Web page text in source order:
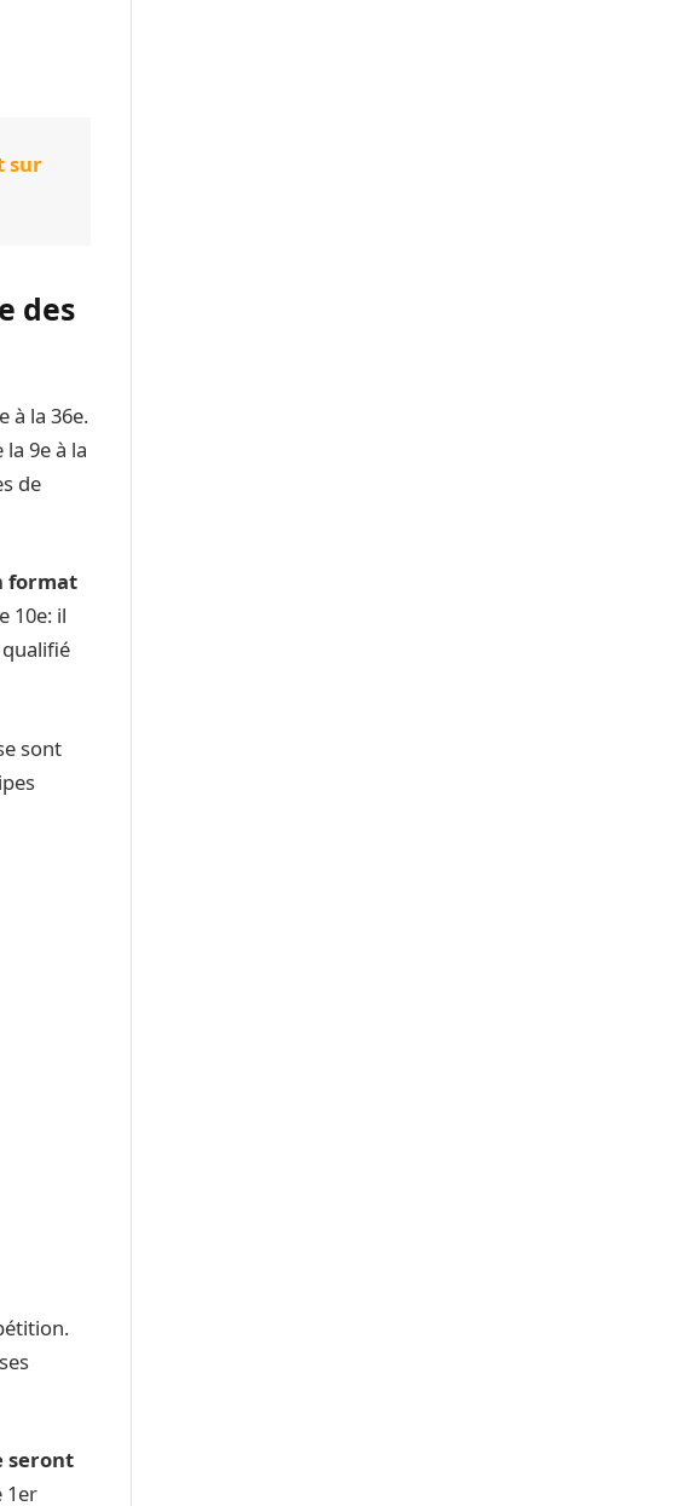
sur
des
à la 36e.
la 9e à la
de
format
10e: il
sont
seront
1er